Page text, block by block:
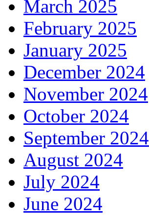
March 2025
February 2025
January 2025
December 2024
November 2024
October 2024
September 2024
August 2024
July 2024
June 2024